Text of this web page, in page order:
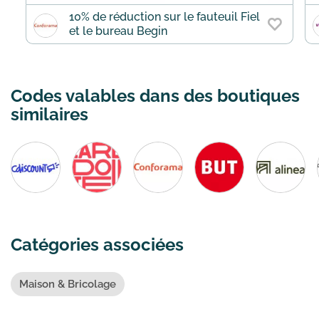
10% de réduction sur le fauteuil Fiel
et le bureau Begin
Codes valables dans des boutiques
similaires
Catégories associées
Maison & Bricolage